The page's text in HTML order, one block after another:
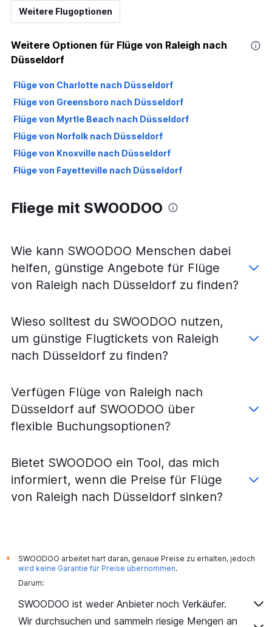
Weitere Flugoptionen
Weitere Optionen für Flüge von Raleigh nach
Düsseldorf
Flüge von Charlotte nach Düsseldorf
Flüge von Greensboro nach Düsseldorf
Flüge von Myrtle Beach nach Düsseldorf
Flüge von Norfolk nach Düsseldorf
Flüge von Knoxville nach Düsseldorf
Flüge von Fayetteville nach Düsseldorf
Fliege mit SWOODOO
Wie kann SWOODOO Menschen dabei
helfen, günstige Angebote für Flüge
von Raleigh nach Düsseldorf zu finden?
Wieso solltest du SWOODOO nutzen,
um günstige Flugtickets von Raleigh
nach Düsseldorf zu finden?
Verfügen Flüge von Raleigh nach
Düsseldorf auf SWOODOO über
flexible Buchungsoptionen?
Bietet SWOODOO ein Tool, das mich
informiert, wenn die Preise für Flüge
von Raleigh nach Düsseldorf sinken?
*
SWOODOO arbeitet hart daran, genaue Preise zu erhalten, jedoch
wird keine Garantie für Preise übernommen.
Darum:
SWOODOO ist weder Anbieter noch Verkäufer.
Wir durchsuchen und sammeln riesige Mengen an